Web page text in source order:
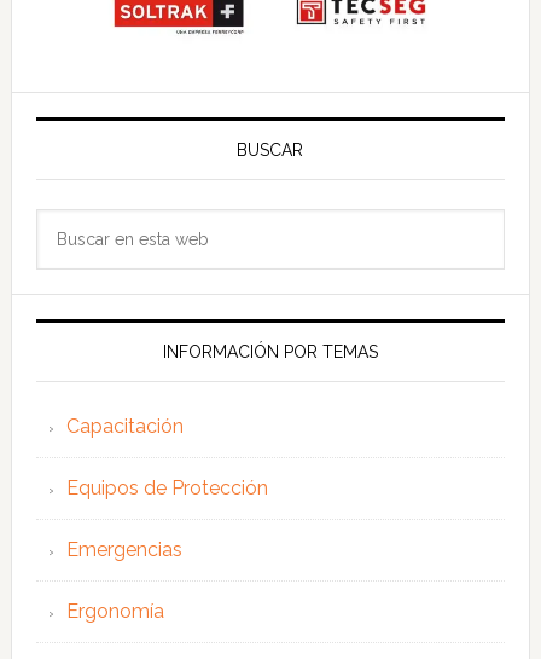
BUSCAR
web
INFORMACIÓN POR TEMAS
Capacitación
Equipos de Protección
Emergencias
Ergonomía